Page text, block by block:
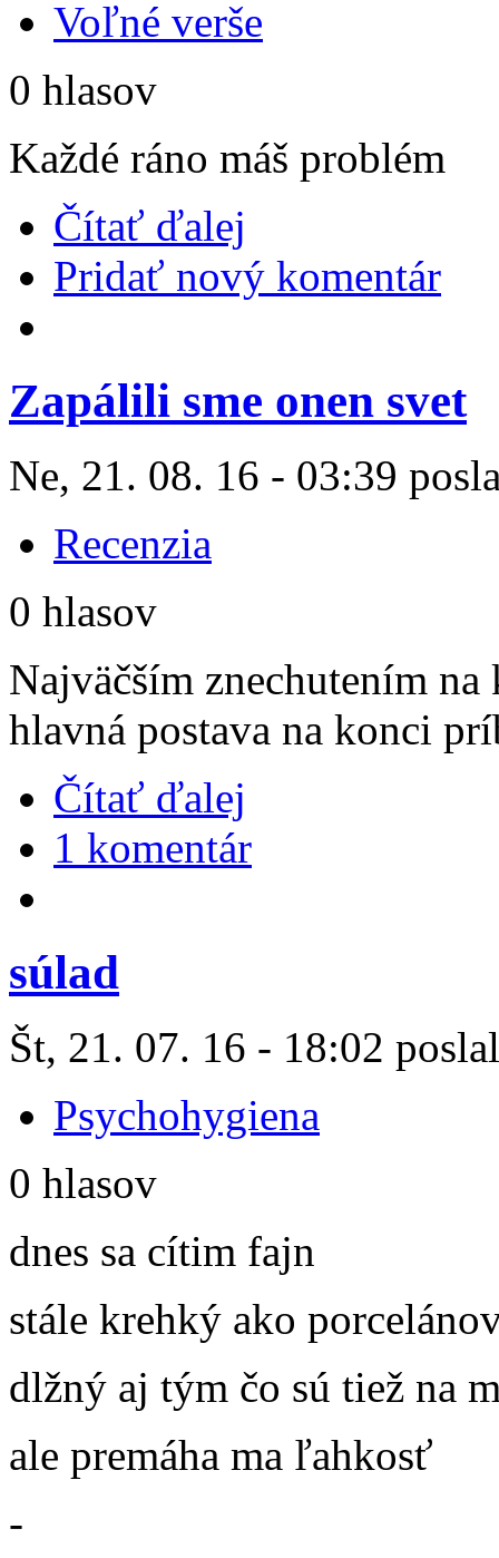
Voľné verše
0 hlasov
Každé ráno máš problém
Čítať ďalej
Pridať nový komentár
Zapálili sme onen svet
Ne, 21. 08. 16 - 03:39
Recenzia
0 hlasov
Najväčším znechutením
hlavná postava na konci
Čítať ďalej
1 komentár
súlad
Št, 21. 07. 16 - 18:02
Psychohygiena
0 hlasov
dnes sa cítim fajn
stále krehký ako
dlžný aj tým čo sú tiež na
ale premáha ma ľahkosť
-